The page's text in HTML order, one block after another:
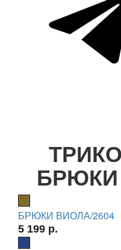
БРЮКИ ВИОЛА/2604
5 199 р.